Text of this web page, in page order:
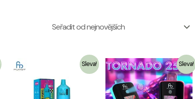
Sleva! Sleva!